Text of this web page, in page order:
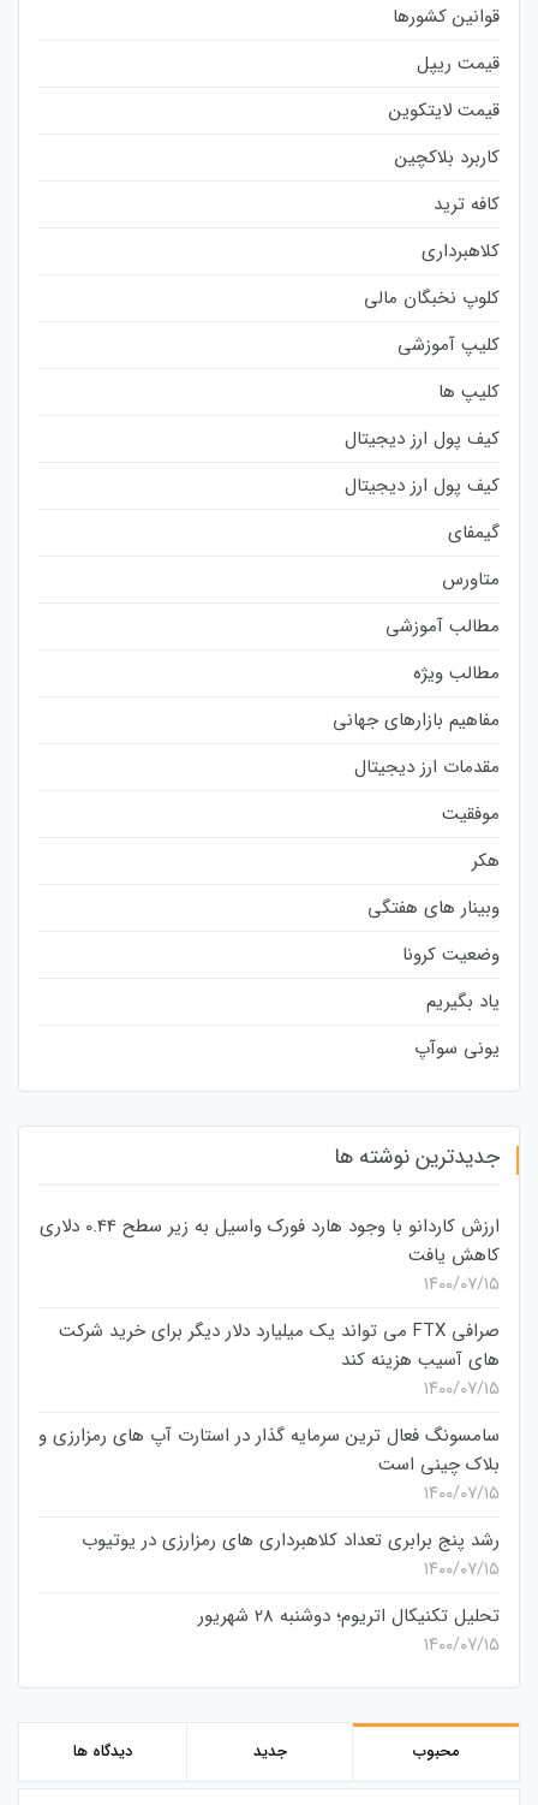
قوانین کشورها
قیمت ریپل
قیمت لایتکوین
کاربرد بلاکچین
کافه ترید
کلاهبرداری
کلوپ نخبگان مالی
کلیپ آموزشی
کلیپ ها
کیف پول ارز دیجیتال
کیف پول ارز دیجیتال
گیمفای
متاورس
مطالب آموزشی
مطالب ویژه
مفاهیم بازارهای جهانی
مقدمات ارز دیجیتال
موفقیت
هکر
وبینار های هفتگی
وضعیت کرونا
یاد بگیریم
یونی سوآپ
جدیدترین نوشته ها
ارزش کاردانو با وجود هارد فورک واسیل به زیر سطح 0.44 دلاری
کاهش یافت
۱۴۰۰/۰۷/۱۵
صرافی FTX می تواند یک میلیارد دلار دیگر برای خرید شرکت
های آسیب هزینه کند
۱۴۰۰/۰۷/۱۵
سامسونگ فعال‌ ترین سرمایه‌ گذار در استارت‌ آپ‌ های رمزارزی و
بلاک چینی است
۱۴۰۰/۰۷/۱۵
رشد پنج برابری تعداد کلاهبرداری های رمزارزی در یوتیوب
۱۴۰۰/۰۷/۱۵
تحلیل تکنیکال اتریوم؛ دوشنبه 28 شهریور
۱۴۰۰/۰۷/۱۵
محبوب جدید دیدگاه ها